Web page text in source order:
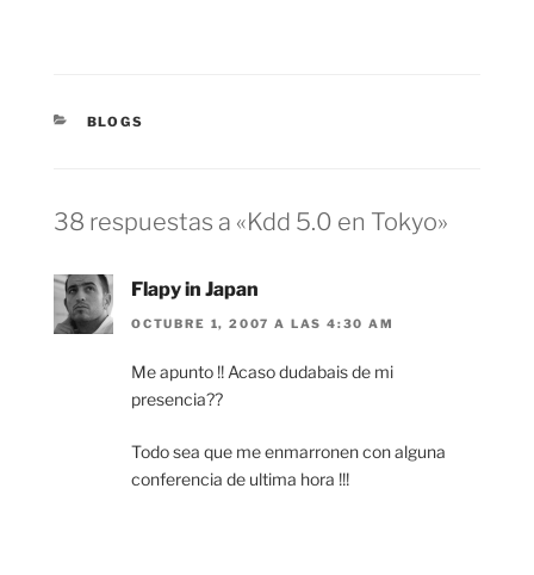
CATEGORÍAS
BLOGS
38 respuestas a «Kdd 5.0 en Tokyo»
Flapy in Japan
OCTUBRE 1, 2007 A LAS 4:30 AM
Me apunto !! Acaso dudabais de mi
presencia??
Todo sea que me enmarronen con alguna
conferencia de ultima hora !!!